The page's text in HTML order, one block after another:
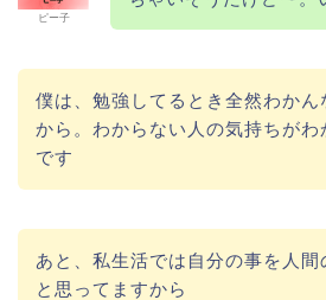
ピー子
僕は、勉強してるとき全然わかん
から。わからない人の気持ちがわ
です
あと、私生活では自分の事を人間
と思ってますから